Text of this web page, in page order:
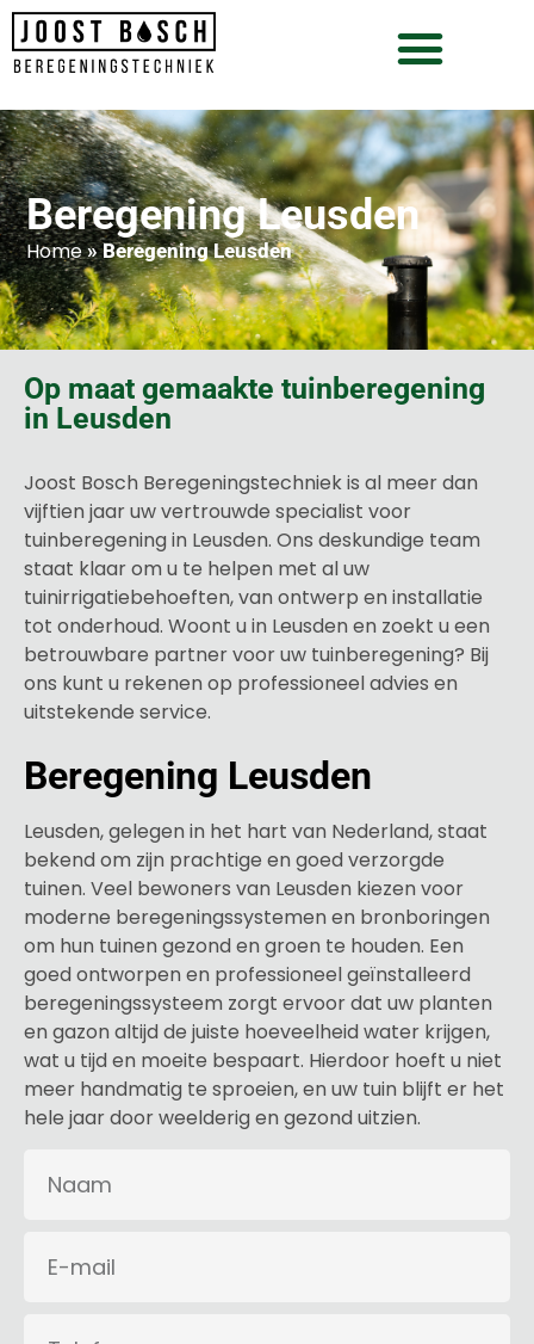
Beregening Leusden
Home»Beregening Leusden
Op maat gemaakte tuinberegening
in Leusden
Joost Bosch Beregeningstechniek is al meer dan
vijftien jaar uw vertrouwde specialist voor
tuinberegening in Leusden. Ons deskundige team
staat klaar om u te helpen met al uw
tuinirrigatiebehoeften, van ontwerp en installatie
tot onderhoud. Woont u in Leusden en zoekt u een
betrouwbare partner voor uw tuinberegening? Bij
ons kunt u rekenen op professioneel advies en
uitstekende service.
Beregening Leusden
Leusden, gelegen in het hart van Nederland, staat
bekend om zijn prachtige en goed verzorgde
tuinen. Veel bewoners van Leusden kiezen voor
moderne beregeningssystemen en bronboringen
om hun tuinen gezond en groen te houden. Een
goed ontworpen en professioneel geïnstalleerd
beregeningssysteem zorgt ervoor dat uw planten
en gazon altijd de juiste hoeveelheid water krijgen,
wat u tijd en moeite bespaart. Hierdoor hoeft u niet
meer handmatig te sproeien, en uw tuin blijft er het
hele jaar door weelderig en gezond uitzien.